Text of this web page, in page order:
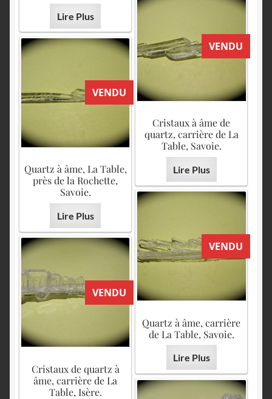
Lire Plus
VENDU
Cristaux à âme de
quartz, carrière de La
Table, Savoie.
Lire Plus
VENDU
Quartz à âme, La Table,
près de la Rochette,
Savoie.
Lire Plus
VENDU
Quartz à âme, carrière
de La Table, Savoie.
Lire Plus
VENDU
Cristaux de quartz à
âme, carrière de La
Table, Isère.